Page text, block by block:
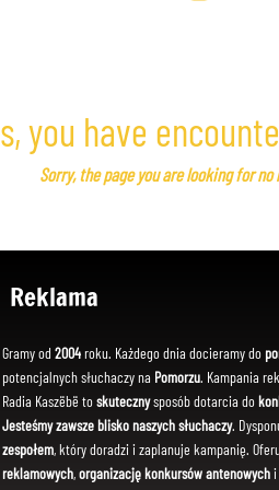
you have
Sorry, the page you are looking for no
Reklama
Gramy od 2004roku. Każdego dnia docieramy do
potencjalnych słuchaczy na Pomorzu. Kampania
Radia Kaszëbë toskutecznysposób dotarcia do
Jesteśmy zawsze blisko naszych słuchaczy.
zespołem, który doradzi i zaplanuje kampanię.
reklamowych,organizację konkursów antenowychi